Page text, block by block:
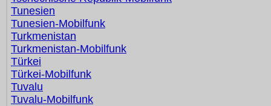
Tunesien
Tunesien-Mobilfunk
Turkmenistan
Turkmenistan-Mobilfunk
Türkei
Türkei-Mobilfunk
Tuvalu
Tuvalu-Mobilfunk